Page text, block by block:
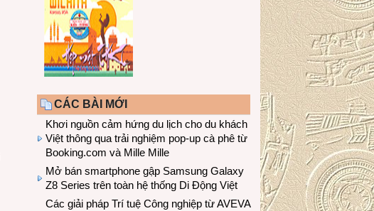
CÁC BÀI MỚI
Khơi nguồn cảm hứng du lịch cho du khách
Việt thông qua trải nghiệm pop-up cà phê từ
Booking.com và Mille Mille
Mở bán smartphone gập Samsung Galaxy
Z8 Series trên toàn hệ thống Di Động Việt
Các giải pháp Trí tuệ Công nghiệp từ AVEVA